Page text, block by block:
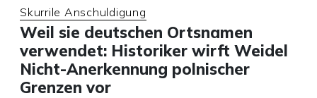
Skurrile Anschuldigung
Weil sie deutschen Ortsnamen
verwendet: Historiker wirft Weidel
Nicht-Anerkennung polnischer
Grenzen vor